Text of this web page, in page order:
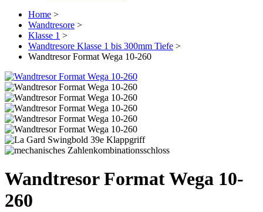
Home >
Wandtresore >
Klasse 1 >
Wandtresore Klasse 1 bis 300mm Tiefe >
Wandtresor Format Wega 10-260
Wandtresor Format Wega 10-
260